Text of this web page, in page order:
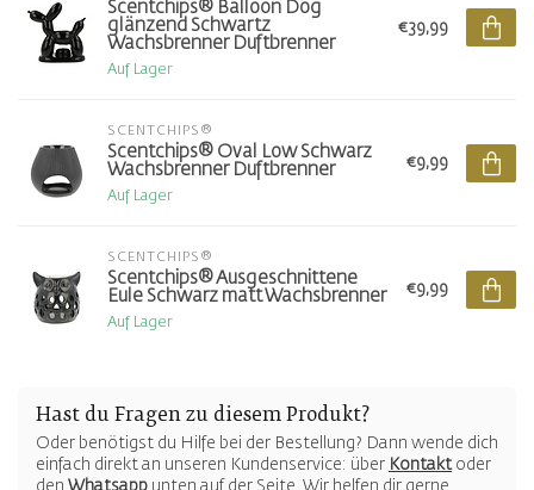
Scentchips® Balloon Dog
glänzend Schwartz
Wachsbrenner Duftbrenner
Auf Lager
€39,99
SCENTCHIPS®
Scentchips® Oval Low Schwarz
Wachsbrenner Duftbrenner
Auf Lager
€9,99
SCENTCHIPS®
Scentchips® Ausgeschnittene
Eule Schwarz matt Wachsbrenner
Auf Lager
€9,99
Hast du Fragen zu diesem Produkt?
Oder benötigst du Hilfe bei der Bestellung? Dann wende dich
einfach direkt an unseren Kundenservice: über Kontaktoder